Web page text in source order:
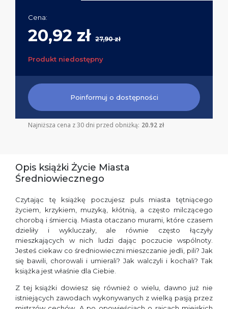
Cena:
20,92 zł 27,90 zł
Produkt niedostępny
Poinformuj o dostępności
Najniższa cena z 30 dni przed obniżką: 20.92 zł
Opis książki Życie Miasta
Średniowiecznego
Czytając tę książkę poczujesz puls miasta tętniącego
życiem, krzykiem, muzyką, kłótnią, a często milczącego
chorobą i śmiercią. Miasta otaczano murami, które czasem
dzieliły i wykluczały, ale równie często łączyły
mieszkających w nich ludzi dając poczucie wspólnoty.
Jesteś ciekaw co średniowieczni mieszczanie jedli, pili? Jak
się bawili, chorowali i umierali? Jak walczyli i kochali? Tak
książka jest właśnie dla Ciebie.
Z tej książki dowiesz się również o wielu, dawno już nie
istniejących zawodach wykonywanych z wielką pasją przez